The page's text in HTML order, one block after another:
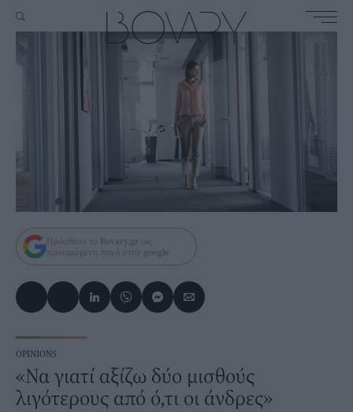
Πρόσθεσε το Bovary.gr ως
προτιμώμενη πηγή στην google
OPINIONS
«Να γιατί αξίζω δύο μισθούς
λιγότερους από ό,τι οι άνδρες»